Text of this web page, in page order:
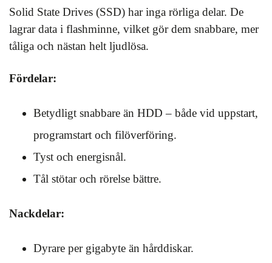
Solid State Drives (SSD) har inga rörliga delar. De
lagrar data i flashminne, vilket gör dem snabbare, mer
tåliga och nästan helt ljudlösa.
Fördelar:
Betydligt snabbare än HDD – både vid uppstart,
programstart och filöverföring.
Tyst och energisnål.
Tål stötar och rörelse bättre.
Nackdelar:
Dyrare per gigabyte än hårddiskar.